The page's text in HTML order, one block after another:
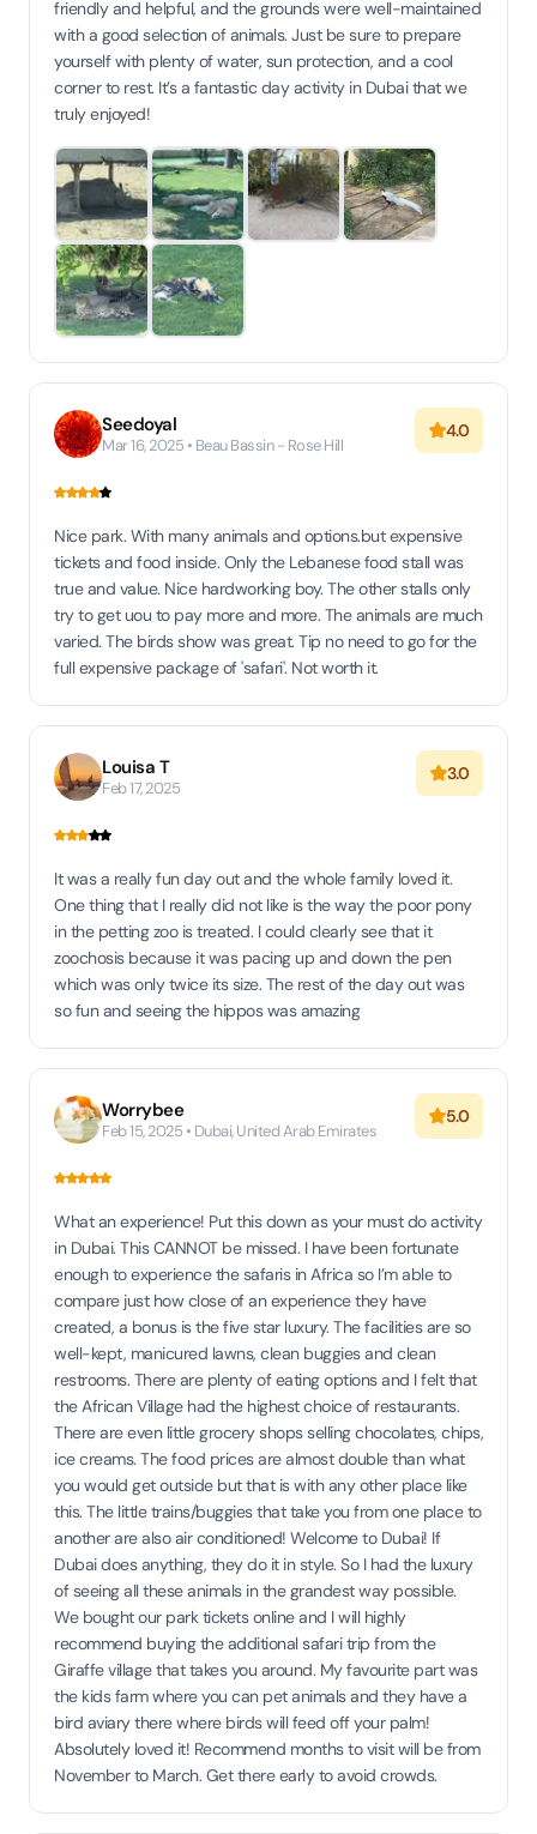
friendly and helpful, and the grounds were well-maintained
with a good selection of animals. Just be sure to prepare
yourself with plenty of water, sun protection, and a cool
corner to rest. It’s a fantastic day activity in Dubai that we
truly enjoyed!
Seedoyal
Mar 16, 2025 • Beau Bassin - Rose Hill
4.0
Nice park. With many animals and options.but expensive
tickets and food inside. Only the Lebanese food stall was
true and value. Nice hardworking boy. The other stalls only
try to get uou to pay more and more. The animals are much
varied. The birds show was great. Tip no need to go for the
full expensive package of 'safari'. Not worth it.
Louisa T
Feb 17, 2025
3.0
It was a really fun day out and the whole family loved it.
One thing that I really did not like is the way the poor pony
in the petting zoo is treated. I could clearly see that it
zoochosis because it was pacing up and down the pen
which was only twice its size. The rest of the day out was
so fun and seeing the hippos was amazing
Worrybee
Feb 15, 2025 • Dubai, United Arab Emirates
5.0
What an experience! Put this down as your must do activity
in Dubai. This CANNOT be missed. I have been fortunate
enough to experience the safaris in Africa so I’m able to
compare just how close of an experience they have
created, a bonus is the five star luxury. The facilities are so
well-kept, manicured lawns, clean buggies and clean
restrooms. There are plenty of eating options and I felt that
the African Village had the highest choice of restaurants.
There are even little grocery shops selling chocolates, chips,
ice creams. The food prices are almost double than what
you would get outside but that is with any other place like
this. The little trains/buggies that take you from one place to
another are also air conditioned! Welcome to Dubai! If
Dubai does anything, they do it in style. So I had the luxury
of seeing all these animals in the grandest way possible.
We bought our park tickets online and I will highly
recommend buying the additional safari trip from the
Giraffe village that takes you around. My favourite part was
the kids farm where you can pet animals and they have a
bird aviary there where birds will feed off your palm!
Absolutely loved it! Recommend months to visit will be from
November to March. Get there early to avoid crowds.